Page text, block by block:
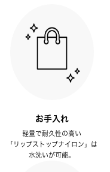
お手入れ
軽量で耐久性の高い
「リップストップナイロン」は
水洗いが可能。